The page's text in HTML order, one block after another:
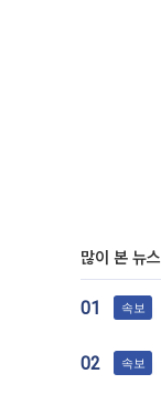
많이 본 뉴스
01 속보
02 속보